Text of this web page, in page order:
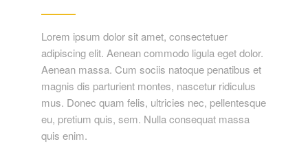
Lorem ipsum dolor sit amet, consectetuer
adipiscing elit. Aenean commodo ligula eget dolor.
Aenean massa. Cum sociis natoque penatibus et
magnis dis parturient montes, nascetur ridiculus
mus. Donec quam felis, ultricies nec, pellentesque
eu, pretium quis, sem. Nulla consequat massa
quis enim.